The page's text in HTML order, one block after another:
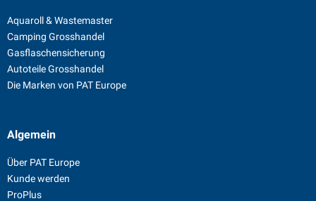
Aquaroll & Wastemaster
Camping Grosshandel
Gasflaschensicherung
Autoteile Grosshandel
Die Marken von PAT Europe
Algemein
Über PAT Europe
Kunde werden
ProPlus